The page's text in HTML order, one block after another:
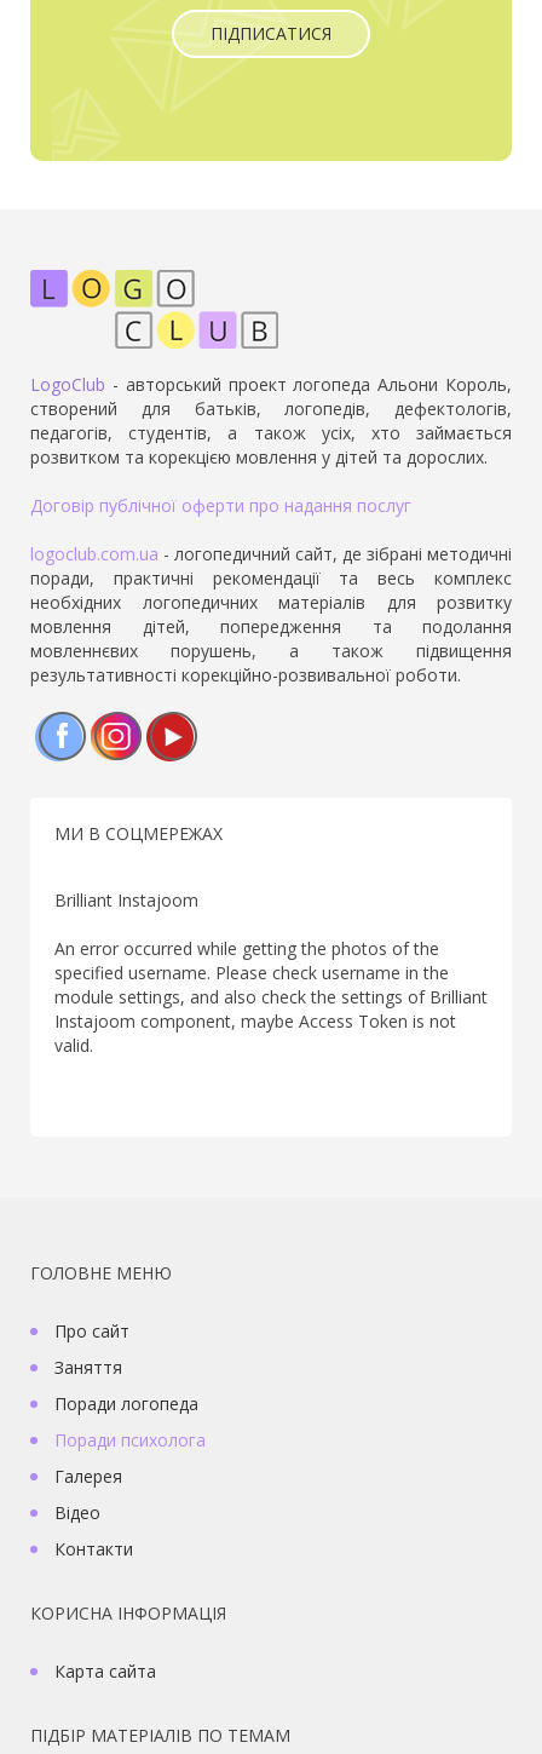
ПІДПИСАТИСЯ
LogoClub - авторський проект логопеда Альони Король,
створений для батьків, логопедів, дефектологів,
педагогів, студентів, а також усіх, хто займається
розвитком та корекцією мовлення у дітей та дорослих.
Договір публічної оферти про надання послуг
logoclub.com.ua - логопедичний сайт, де зібрані методичні
поради, практичні рекомендації та весь комплекс
необхідних логопедичних матеріалів для розвитку
мовлення дітей, попередження та подолання
мовленнєвих порушень, а також підвищення
результативності корекційно-розвивальної роботи.
МИ В СОЦМЕРЕЖАХ
Brilliant Instajoom
An error occurred while getting the photos of the
specified username. Please check username in the
module settings, and also check the settings of Brilliant
Instajoom component, maybe Access Token is not
valid.
ГОЛОВНЕ МЕНЮ
Про сайт
Заняття
Поради логопеда
Поради психолога
Галерея
Відео
Контакти
КОРИСНА ІНФОРМАЦІЯ
Карта сайта
ПІДБІР МАТЕРІАЛІВ ПО ТЕМАМ